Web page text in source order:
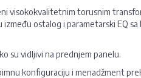
visokokvalitetnim torusnim
ostalog i parametarski EQ
su vidljivi na prednjem panelu.
konfiguraciju i menadžment